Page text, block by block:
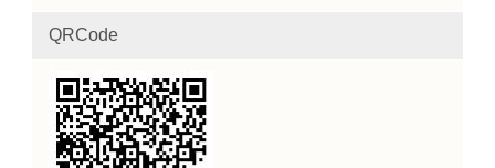
QRCode